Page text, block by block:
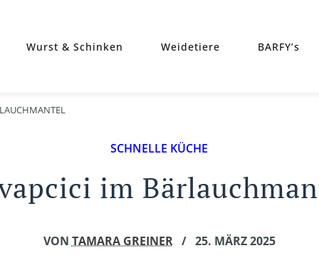
Wurst & Schinken Weidetiere BARFY’s
SCHNELLE KÜCHE
im
VON TAMARA GREINER / 25. MÄRZ 2025